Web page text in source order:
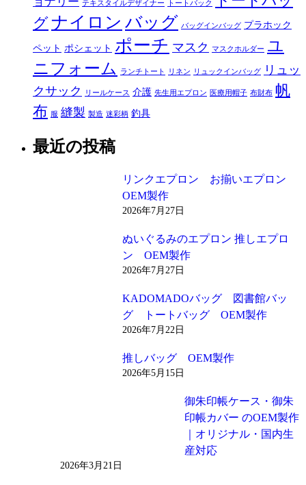
テキスタイルデザイナー トートバック
グナイロン バッグ バッグインバッグ プラホック
ペット ポシェット ポーチ マスク マスクホルダー ユ
ニフォーム
ランチトート リネン リュックインバッグ
リュッ
クサック
リールケース 介護 先生用エプロン 医療用帽子 布財布 帆
布 服 縫製 製造 迷彩柄 釣具
最近の投稿
リンクエプロン お揃いエプロン
OEM製作
2026年7月27日
ぬいぐるみのエプロン 推しエプロ
ン OEM製作
2026年7月27日
KADOMADOバッグ 図書館バッ
グ トートバッグ OEM製作
2026年7月22日
推しバッグ OEM製作
2026年5月15日
御朱印帳ケース・御朱
印帳カバー のOEM製作
｜オリジナル・国内生
産対応
2026年3月21日